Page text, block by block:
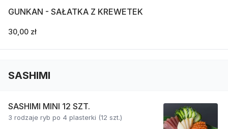
GUNKAN - SAŁATKA Z KREWETEK
30,00 zł
SASHIMI
SASHIMI MINI 12 SZT.
3 rodzaje ryb po 4 plasterki (12 szt.)